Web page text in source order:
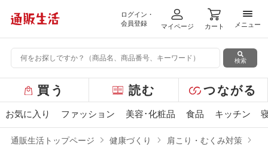
ログイン・
会員登録
マイページ カート
メニ
メニュー
検索
ー
バ
買う 読む つながる
お気に入り ファッション 美容･化粧品 食品 キッチン
通販生活トップページ 健康づくり 肩こり・むくみ対策